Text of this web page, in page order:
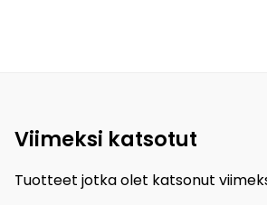
Viimeksi katsotut
Tuotteet jotka olet katsonut